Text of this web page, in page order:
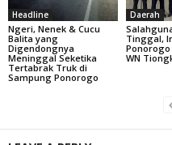
Headline
Ngeri, Nenek & Cucu
Balita yang
Digendongnya
Meninggal Seketika
Tertabrak Truk di
Sampung Ponorogo
Daerah
Tinggal,
Ponorogo
WN